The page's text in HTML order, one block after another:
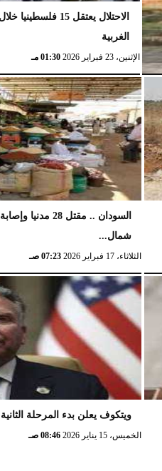
الاحتلال يعتقل
الغربية
الإثنين، 23 فبراير 2026 01:30 مـ
السودان .. مقتل
شمال...
الثلاثاء، 17 فبراير 2026 07:23 صـ
ويتكوف يعلن بدء المرحلة
الخميس، 15 يناير 2026 08:46 صـ